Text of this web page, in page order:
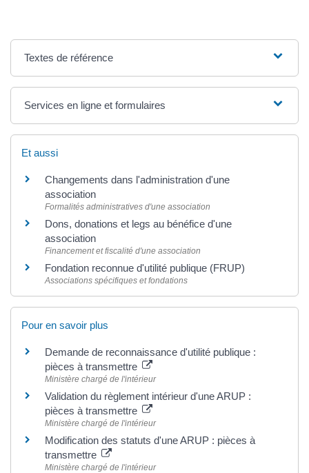
Textes de référence
Services en ligne et formulaires
Et aussi
Changements dans l'administration d'une
association
Formalités administratives d'une association
Dons, donations et legs au bénéfice d'une
association
Financement et fiscalité d'une association
Fondation reconnue d'utilité publique (FRUP)
Associations spécifiques et fondations
Pour en savoir plus
Demande de reconnaissance d'utilité publique :
pièces à transmettre
Ministère chargé de l'intérieur
Validation du règlement intérieur d'une ARUP :
pièces à transmettre
Ministère chargé de l'intérieur
Modification des statuts d'une ARUP : pièces à
transmettre
Ministère chargé de l'intérieur